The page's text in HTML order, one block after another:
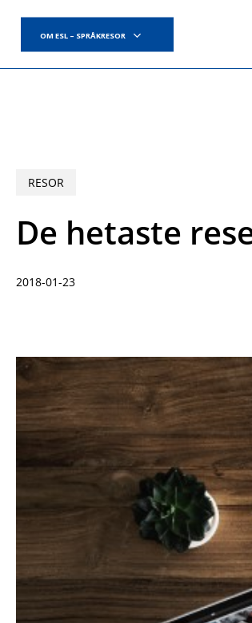
main
content
OM ESL – SPRÅKRESOR
RESOR
De hetaste
2018-01-23